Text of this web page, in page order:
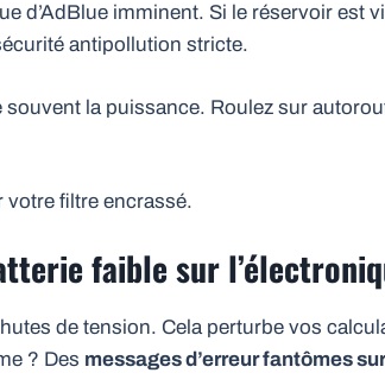
d’AdBlue imminent. Si le réservoir est
antipollution stricte.
la puissance. Roulez sur
votre filtre encrassé.
faible sur
de tension. Cela perturbe vos
? Des messages d’erreur fantômes